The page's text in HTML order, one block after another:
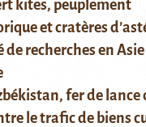
kites, peuplement
et cratères
de recherches en Asie
fer de lance
le trafic de biens